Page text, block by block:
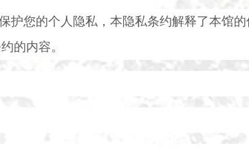
护您的个人隐私，本隐私条约解释了本馆
的内容。